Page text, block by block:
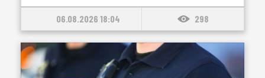
06.08.2026 18:04 298